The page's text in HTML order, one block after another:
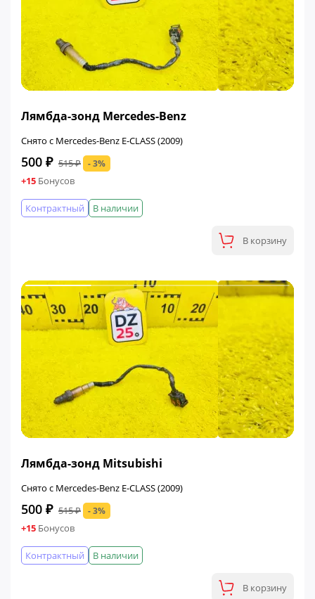
Лямбда-зонд Mercedes-Benz
Снято с Mercedes-Benz E-CLASS (2009)
500 ₽ 515 ₽ - 3%
+15 Бонусов
В наличии
Контрактный
В корзину
Лямбда-зонд Mitsubishi
Снято с Mercedes-Benz E-CLASS (2009)
500 ₽ 515 ₽ - 3%
+15 Бонусов
В наличии
Контрактный
В корзину